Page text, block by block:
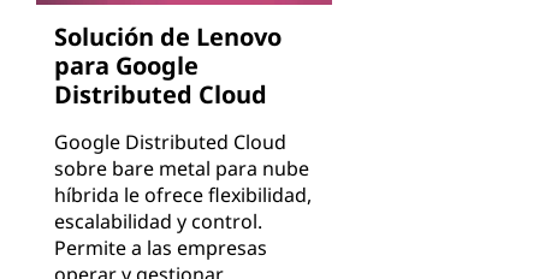
Solución de Lenovo
para Google
Distributed Cloud
Google Distributed Cloud
sobre bare metal para nube
híbrida le ofrece flexibilidad,
escalabilidad y control.
Permite a las empresas